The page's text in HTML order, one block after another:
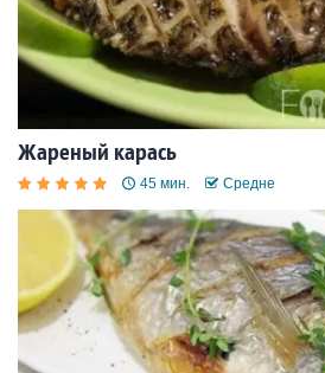
Жареный карась
45 мин. Средне